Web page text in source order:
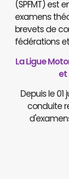
(SPFMT) est
examens
brevets de
fédérations
La Ligue
et
Depuis le
conduite